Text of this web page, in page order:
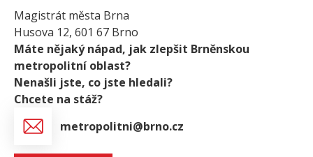
Magistrát města Brna
Husova 12, 601 67 Brno
Máte nějaký nápad, jak zlepšit Brněnskou
metropolitní oblast?
Nenašli jste, co jste hledali?
Chcete na stáž?
metropolitni@brno.cz